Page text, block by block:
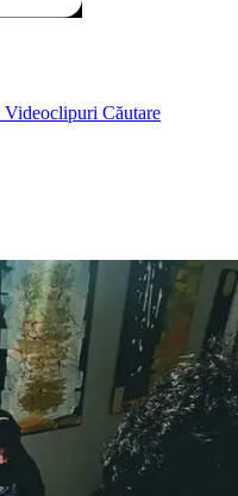
Videoclipuri Căutare